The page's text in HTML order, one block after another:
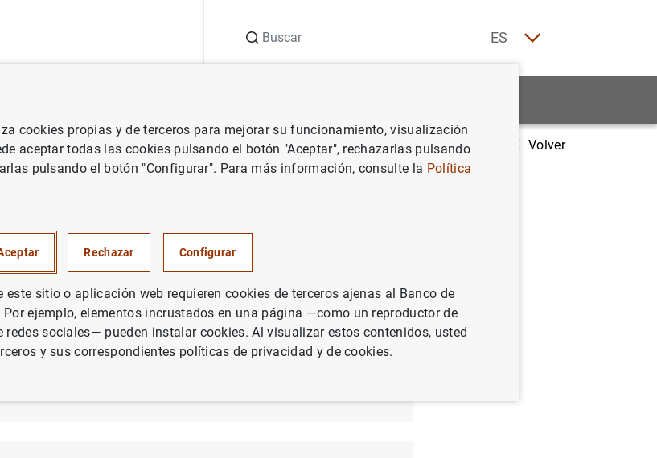
ES
Europeo Notas de prensa del Banco Central Europeo Estadísticas de emisiones de valores en la zona del euro: abril de
Volver
2001
cookies propias y de terceros para mejorar su funcionamiento, visualización
aceptar todas las cookies pulsando el botón "Aceptar", rechazarlas pulsando
pulsando el botón "Configurar". Para más información, consulte la Política
Rechazar Configurar
este sitio o aplicación web requieren cookies de terceros ajenas al Banco de
ejemplo, elementos incrustados en una página —como un reproductor de
redes sociales— pueden instalar cookies. Al visualizar estos contenidos, usted
y sus correspondientes políticas de privacidad y de cookies.